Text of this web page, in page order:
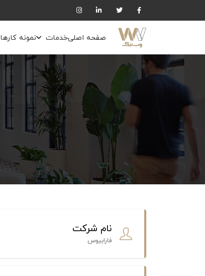
صفحه اصلیخدمات نمونه کارها
نام شرکت
فارابیوس